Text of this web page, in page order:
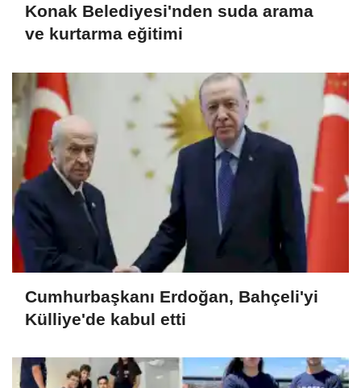
Konak Belediyesi'nden suda arama
ve kurtarma eğitimi
Cumhurbaşkanı Erdoğan, Bahçeli'yi
Külliye'de kabul etti